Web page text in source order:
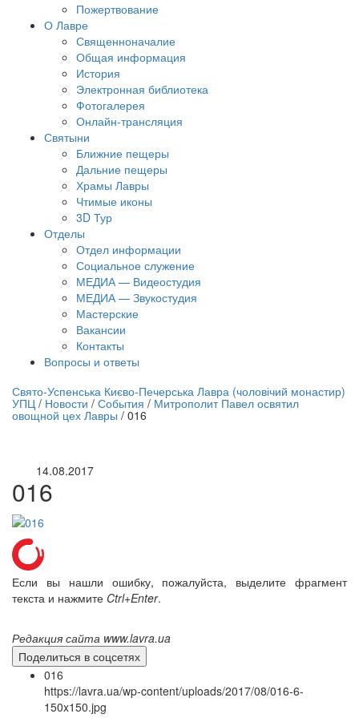
Пожертвование
О Лавре
Священноначалие
Общая информация
История
Электронная библиотека
Фотогалерея
Онлайн-трансляция
Святыни
Ближние пещеры
Дальние пещеры
Храмы Лавры
Чтимые иконы
3D Тур
Отделы
Отдел информации
Социальное служение
МЕДИА — Видеостудия
МЕДИА — Звукостудия
Мастерские
Вакансии
Контакты
Вопросы и ответы
трансляция | 12 сентября
трансляции
Свято-Успенська Києво-Печерська Лавра (чоловічий монастир)
УПЦ / Новости / События / Митрополит Павел освятил
овощной цех Лавры / 016
14.08.2017
016
Если вы нашли ошибку, пожалуйста, выделите фрагмент
текста и нажмите Ctrl+Enter.
Редакция сайта www.lavra.ua
Поделиться в соцсетях
016
https://lavra.ua/wp-content/uploads/2017/08/016-6-
150x150.jpg